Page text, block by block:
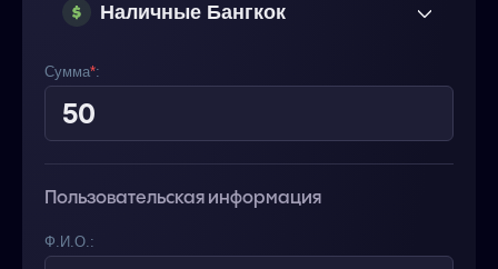
Наличные Бангкок
Сумма*:
Пользовательская информация
Ф.И.О.: